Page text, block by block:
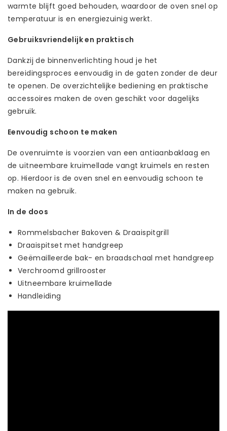
warmte blijft goed behouden, waardoor de oven snel op
temperatuur is en energiezuinig werkt.
Gebruiksvriendelijk en praktisch
Dankzij de binnenverlichting houd je het
bereidingsproces eenvoudig in de gaten zonder de deur
te openen. De overzichtelijke bediening en praktische
accessoires maken de oven geschikt voor dagelijks
gebruik.
Eenvoudig schoon te maken
De ovenruimte is voorzien van een antiaanbaklaag en
de uitneembare kruimellade vangt kruimels en resten
op. Hierdoor is de oven snel en eenvoudig schoon te
maken na gebruik.
In de doos
Rommelsbacher Bakoven & Draaispitgrill
Draaispitset met handgreep
Geëmailleerde bak- en braadschaal met handgreep
Verchroomd grillrooster
Uitneembare kruimellade
Handleiding